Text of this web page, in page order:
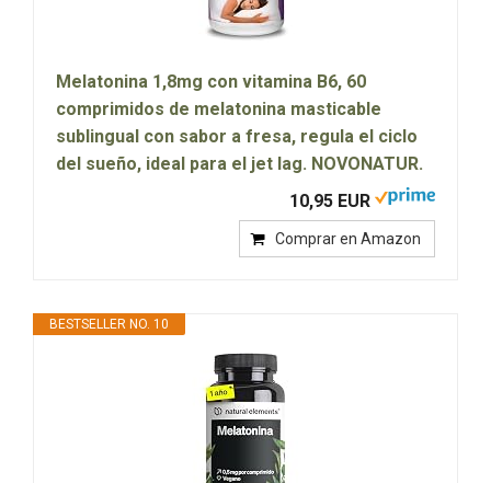
Melatonina 1,8mg con vitamina B6, 60
comprimidos de melatonina masticable
sublingual con sabor a fresa, regula el ciclo
del sueño, ideal para el jet lag. NOVONATUR.
10,95 EUR
Comprar en Amazon
BESTSELLER NO. 10